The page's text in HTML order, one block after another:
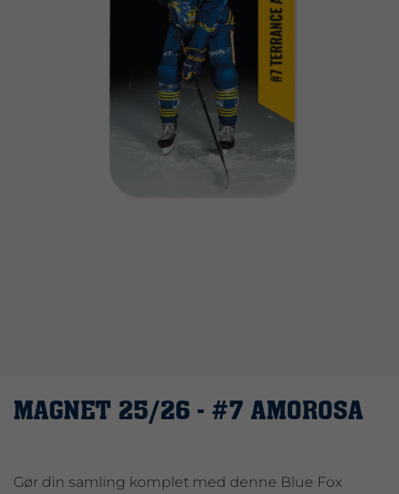
MAGNET 25/26 - #7 AMOROSA
Gør din samling komplet med denne Blue Fox